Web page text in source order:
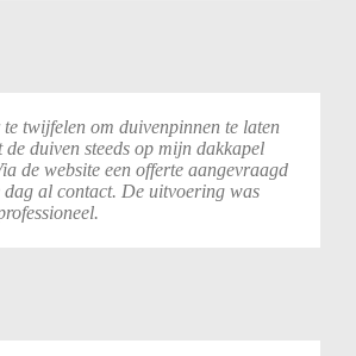
twijfelen om duivenpinnen te laten
de duiven steeds op mijn dakkapel
de website een offerte aangevraagd
dag al contact. De uitvoering was